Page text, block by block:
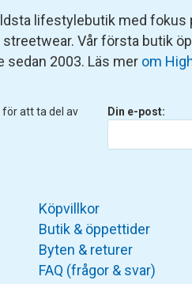
lifestylebutik med fokus
Vår första butik
sedan 2003. Läs mer om
för att ta del av
Din e-post:
Köpvillkor
Butik & öppettider
Byten & returer
FAQ (frågor & svar)